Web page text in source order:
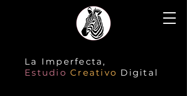
La Imperfecta,
Estudio Creativo Digital